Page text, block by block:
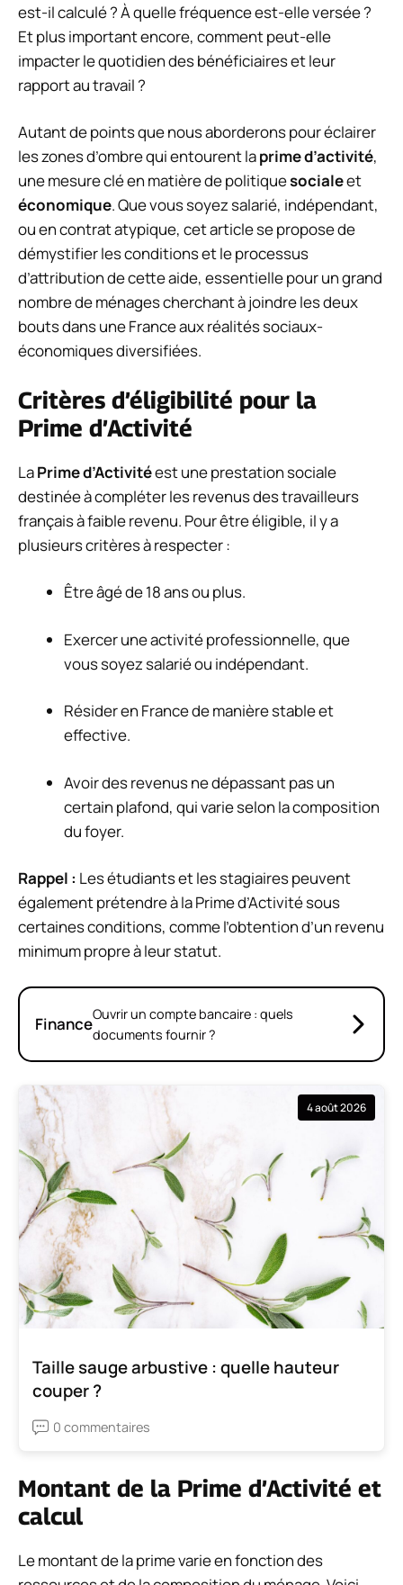
est-il calculé ? À quelle fréquence est-elle versée ?
Et plus important encore, comment peut-elle
impacter le quotidien des bénéficiaires et leur
rapport au travail ?
Autant de points que nous aborderons pour éclairer
les zones d’ombre qui entourent laprime d’activité,
une mesure clé en matière de politiquesocialeet
économique. Que vous soyez salarié, indépendant,
ou en contrat atypique, cet article se propose de
démystifier les conditions et le processus
d’attribution de cette aide, essentielle pour un grand
nombre de ménages cherchant à joindre les deux
bouts dans une France aux réalités sociaux-
économiques diversifiées.
Critères d’éligibilité pour la
Prime d’Activité
LaPrime d’Activitéest une prestation sociale
destinée à compléter les revenus des travailleurs
français à faible revenu. Pour être éligible, il y a
plusieurs critères à respecter :
Être âgé de 18 ans ou plus.
Exercer une activité professionnelle, que
vous soyez salarié ou indépendant.
Résider en France de manière stable et
effective.
Avoir des revenus ne dépassant pas un
certain plafond, qui varie selon la composition
du foyer.
Rappel : Les étudiants et les stagiaires peuvent
également prétendre à la Prime d’Activité sous
certaines conditions, comme l’obtention d’un revenu
minimum propre à leur statut.
FinanceOuvrir un compte bancaire : quels
documents fournir ?
4 août 2026
Taille sauge arbustive : quelle hauteur
couper ?
0 commentaires
Montant de la Prime d’Activité et
calcul
Le montant de la prime varie en fonction des